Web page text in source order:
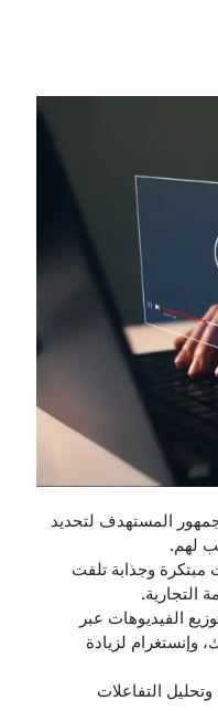
المستهدف لتحديد
لهم.
مبتكرة وجذابة تلفت
التجارية.
الفيديوهات عبر
وإنستغرام لزيادة
وتحليل التفاعلات